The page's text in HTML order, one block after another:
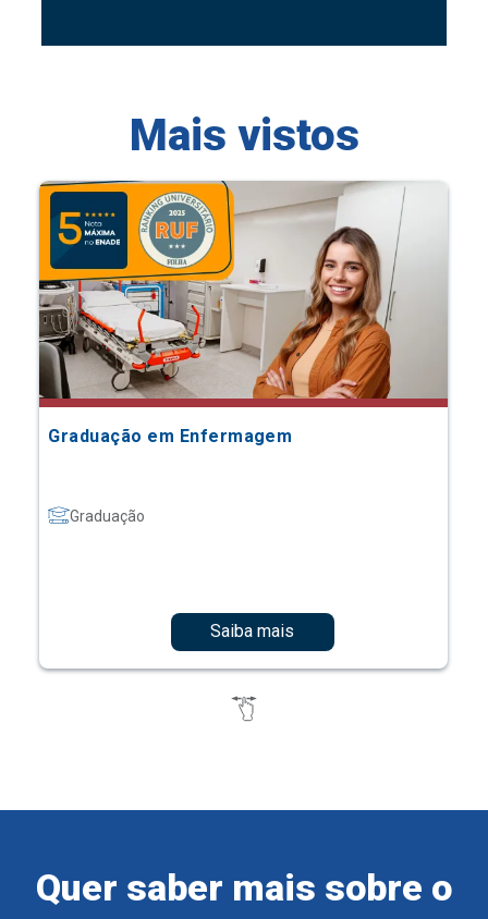
Mais vistos
Graduação em Enfermagem
Graduação
Saiba mais
Quer saber mais sobre o